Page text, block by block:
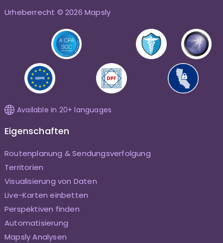
Urheberrecht © 2026 Mapsly
Available in 20+ languages
Eigenschaften
Routenplanung & Sendungsverfolgung
Territorien
Visualisierung von Daten
Live-Karten einbetten
Perspektiven finden
Automatisierung
Mapsly Analysen